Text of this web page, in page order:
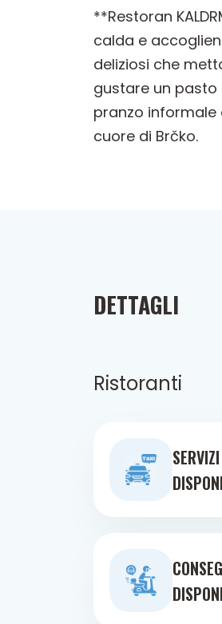
**Restoran
calda e
deliziosi che
gustare un pasto
pranzo informale
cuore di Brčko.
DETTAGLI
Ristoranti